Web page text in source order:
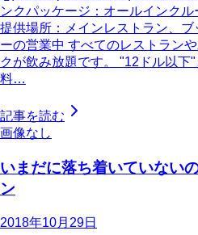
ンクパッケージ：オールインク
提供場所：メインレストラン、
ーの営業中 すべてのレストラン
クが飲み放題です。 "12ドル以下
料…
記事を読む
画像なし
いまだに落ち着いていない
ン
2018年10月29日